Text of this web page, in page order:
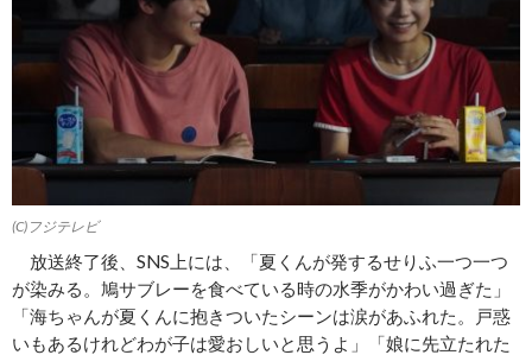
(C)フジテレビ
放送終了後、SNS上には、「夏くんが発するせりふ一つ一つ
が染みる。鳩サブレーを食べている時の水季がかわい過ぎた」
「海ちゃんが夏くんに抱きついたシーンは涙があふれた。戸惑
いもあるけれどわが子は愛おしいと思うよ」「娘に先立たれた